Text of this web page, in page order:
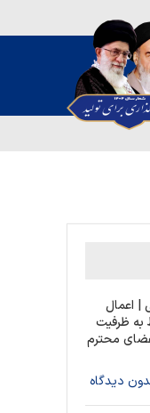
| اعمال
به ظرفیت
محترم
دیدگاه